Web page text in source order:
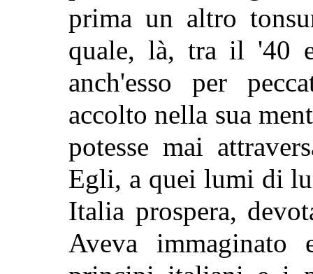
prima un altro
quale, là, tra il '40
anch'esso per
accolto nella sua
potesse mai
Egli, a quei lumi di
Italia prospera,
Aveva